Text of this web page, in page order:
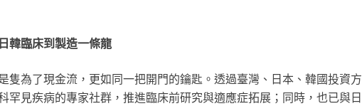
韓臨床到製造一條龍
隻為了現金流，更如同一把開門的鑰匙。透過臺灣、日本、韓國投資
罕見疾病的專家社群，推進臨床前研究與適應症拓展；同時，也已與